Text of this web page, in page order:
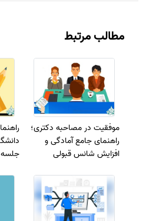
مطالب مرتبط
موفقیت در مصاحبه دکتری؛
راهنمای جامع آمادگی و
افزایش شانس قبولی